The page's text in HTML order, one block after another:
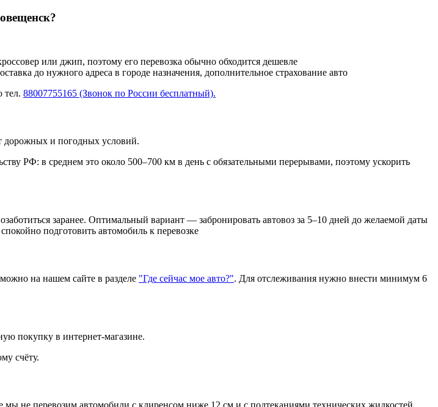
или джип, поэтому его перевозка обычно обходится дешевле
до нужного адреса в городе назначения, дополнительное страхование авто
тел. 88007755165 (Звонок по России бесплатный).
дорожных и погодных условий.
РФ: в среднем это около 500–700 км в день с обязательными перерывами, поэтому ускорить
заранее. Оптимальный вариант — забронировать автовоз за 5–10 дней до желаемой даты
подготовить автомобиль к перевозке
на нашем сайте в разделе "Где сейчас мое авто?". Для отслеживания нужно внести минимум 6
покупку в интернет‑магазине.
счёту.
не перевозим автомобили с клиренсом ниже 12 см и с подтеканиями технических жидкостей.